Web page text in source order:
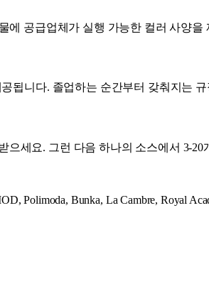
에 공급업체가 실행 가능한 컬러 사양을
됩니다. 졸업하는 순간부터 갖춰지는
세요. 그런 다음 하나의 소스에서 3-
Polimoda, Bunka, La Cambre, Royal